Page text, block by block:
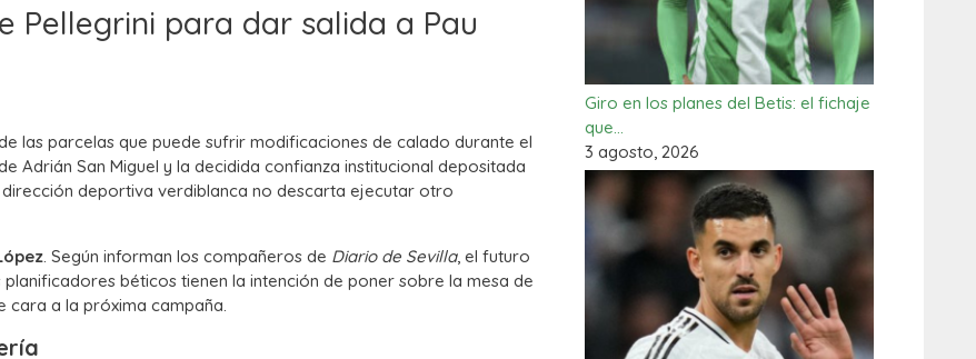
Pellegrini para dar salida a Pau
las parcelas que puede sufrir modificaciones de calado durante el
Adrián San Miguel y la decidida confianza institucional depositada
deportiva verdiblanca no descarta ejecutar otro
. Según informan los compañeros de Diario de Sevilla, el futuro
béticos tienen la intención de poner sobre la mesa de
cara a la próxima campaña.
Giro en los planes del Betis: el fichaje
que…
3 agosto, 2026